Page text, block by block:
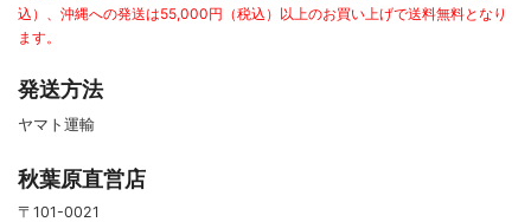
込）、沖縄への発送は55,000円（税込）以上のお買い上げで送料無料となり
ます。
発送方法
ヤマト運輸
秋葉原直営店
〒101-0021